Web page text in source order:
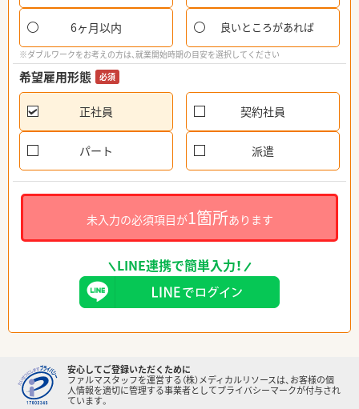
6ヶ月以内 良いところがあれば
※ダブルワークをお考えの方は、就業開始時期の目安を選択してください
希望雇用形態 必須
正社員 契約社員
パート 派遣
未入力の必須項目が1箇所あります
LINE連携で簡単入力！
安心してご登録いただくために
ファルマスタッフを運営する（株）メディカルリソースは、お客様の個
人情報を適切に管理する事業者としてプライバシーマークが付与され
ています。